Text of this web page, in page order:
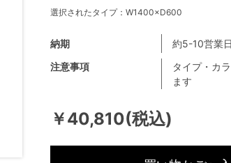
￥40,810(税込)
注意事項
タイプ・カ
ます
納期 約5-10営業
選択されたタイプ：W1400×D600